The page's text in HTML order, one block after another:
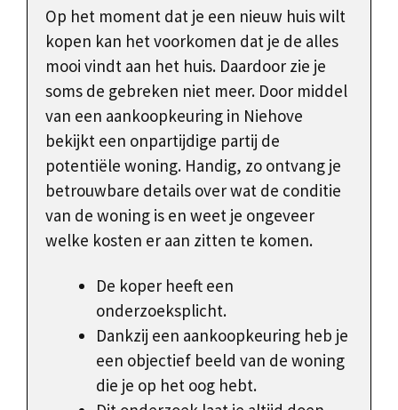
Op het moment dat je een nieuw huis wilt
kopen kan het voorkomen dat je de alles
mooi vindt aan het huis. Daardoor zie je
soms de gebreken niet meer. Door middel
van een aankoopkeuring in Niehove
bekijkt een onpartijdige partij de
potentiële woning. Handig, zo ontvang je
betrouwbare details over wat de conditie
van de woning is en weet je ongeveer
welke kosten er aan zitten te komen.
De koper heeft een
onderzoeksplicht.
Dankzij een aankoopkeuring heb je
een objectief beeld van de woning
die je op het oog hebt.